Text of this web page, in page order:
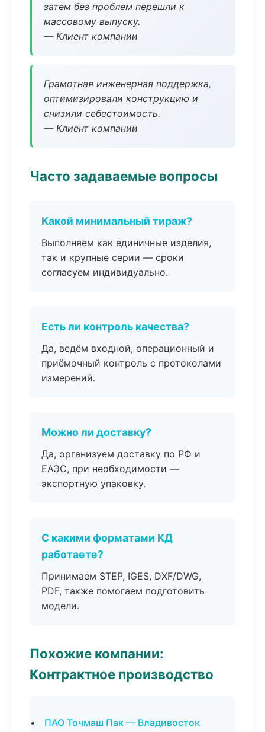
затем без проблем перешли к
массовому выпуску.
— Клиент компании
Грамотная инженерная поддержка,
оптимизировали конструкцию и
снизили себестоимость.
— Клиент компании
Часто задаваемые вопросы
Какой минимальный тираж?
Выполняем как единичные изделия,
так и крупные серии — сроки
согласуем индивидуально.
Есть ли контроль качества?
Да, ведём входной, операционный и
приёмочный контроль с протоколами
измерений.
Можно ли доставку?
Да, организуем доставку по РФ и
ЕАЭС, при необходимости —
экспортную упаковку.
С какими форматами КД
работаете?
Принимаем STEP, IGES, DXF/DWG,
PDF, также помогаем подготовить
модели.
Похожие компании:
Контрактное производство
ПАО Точмаш Пак — Владивосток